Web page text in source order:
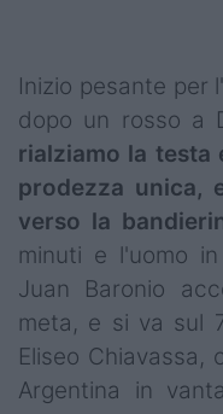
Inizio pesante per
dopo un rosso a
rialziamo la testa
prodezza unica,
verso la
minuti e l'uomo
Juan Baronio
meta, e si va sul
Eliseo Chiavassa,
Argentina in